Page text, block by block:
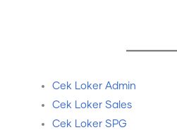
Cek Loker Admin
Cek Loker Sales
Cek Loker SPG